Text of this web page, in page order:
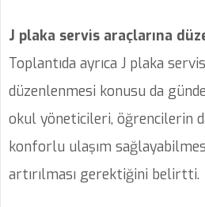
J plaka servis araçlarına
Toplantıda ayrıca J plaka
düzenlenmesi konusu da
okul yöneticileri, öğrencilerin
konforlu ulaşım
artırılması gerektiğini belirtti.